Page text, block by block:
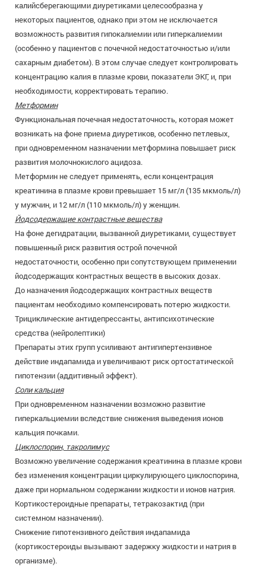
калийсберегающими диуретиками целесообразна у
некоторых пациентов, однако при этом не исключается
возможность развития гипокалиемии или гиперкалиемии
(особенно у пациентов с почечной недостаточностью и/или
сахарным диабетом). В этом случае следует контролировать
концентрацию калия в плазме крови, показатели ЭКГ, и, при
необходимости, корректировать терапию.
Метформин
Функциональная почечная недостаточность, которая может
возникать на фоне приема диуретиков, особенно петлевых,
при одновременном назначении метформина повышает риск
развития молочнокислого ацидоза.
Метформин не следует применять, если концентрация
креатинина в плазме крови превышает 15 мг/л (135 мкмоль/л)
у мужчин, и 12 мг/л (110 мкмоль/л) у женщин.
Йодсодержащие контрастные вещества
На фоне дегидратации, вызванной диуретиками, существует
повышенный риск развития острой почечной
недостаточности, особенно при сопутствующем применении
йодсодержащих контрастных веществ в высоких дозах.
До назначения йодсодержащих контрастных веществ
пациентам необходимо компенсировать потерю жидкости.
Трициклические антидепрессанты, антипсихотические
средства (нейролептики)
Препараты этих групп усиливают антигипертензивное
действие индапамида и увеличивают риск ортостатической
гипотензии (аддитивный эффект).
Соли кальция
При одновременном назначении возможно развитие
гиперкальциемии вследствие снижения выведения ионов
кальция почками.
Циклоспорин, такролимус
Возможно увеличение содержания креатинина в плазме крови
без изменения концентрации циркулирующего циклоспорина,
даже при нормальном содержании жидкости и ионов натрия.
Кортикостероидные препараты, тетракозактид (при
системном назначении).
Снижение гипотензивного действия индапамида
(кортикостероиды вызывают задержку жидкости и натрия в
организме).